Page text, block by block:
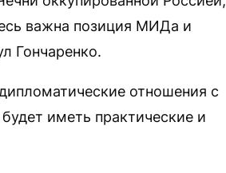
важна позиция МИДа и
Гончаренко.
отношения с
иметь практические и